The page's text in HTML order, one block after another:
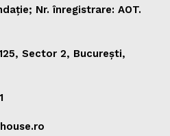
Nr. înregistrare: AOT.
Sector 2, București,